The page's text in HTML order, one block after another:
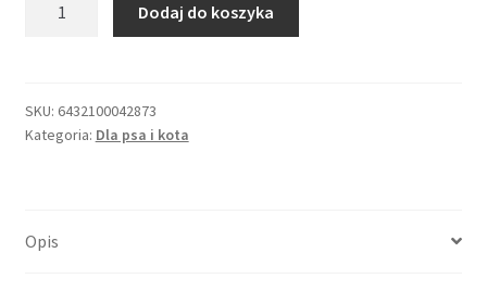
ml
na
i
Dodaj do koszyka
SKU: 6432100042873
Kategoria: Dla psa i kota
Opis